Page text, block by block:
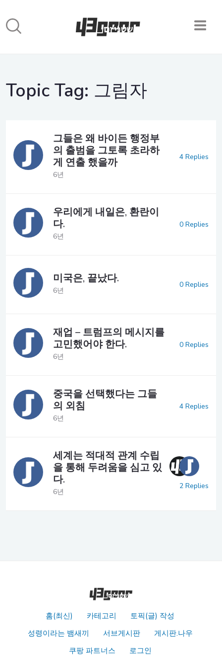
Topic Tag: 그림자
그들은 왜 바이든 행정부
의 출범을 그토록 초라하
게 연출 했을까
6년
4 Replies
우리에게 내일은, 환란이
다.
6년
0 Replies
미국은, 끝났다.
6년
0 Replies
재업 – 트럼프의 메시지를
고민했어야 한다.
6년
0 Replies
중국을 선택했다는 그들
의 외침
6년
4 Replies
세계는 적대적 관계 수립
을 통해 두려움을 심고 있
다.
6년
2 Replies
홈(최신) 카테고리
토픽(글) 작성
성령이라는 뱀새끼
서브게시판
게시판.나우
쿠팡 파트너스
로그인